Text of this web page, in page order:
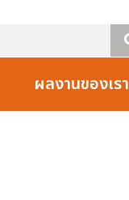
ผลงานของเรา